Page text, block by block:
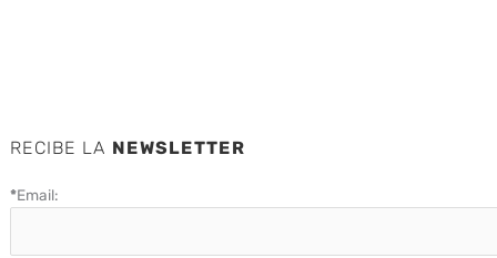
RECIBE LA NEWSLETTER
*Email: